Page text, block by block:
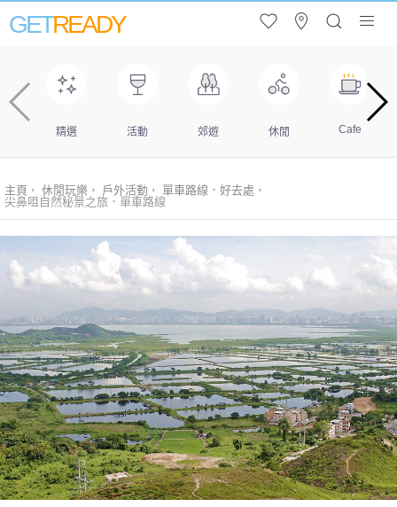
GETREADY
精選 活動 郊遊 休閒 Cafe
主頁 休閒玩樂 戶外活動
單車路線．好去處
尖鼻咀自然秘景之旅．單車路線